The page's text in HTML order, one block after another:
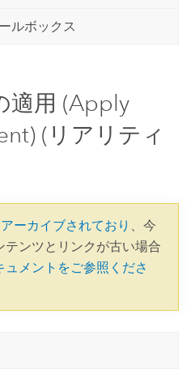
ルボックス
適用 (Apply
(リアリティ
アーカイブされており
、今
ンツとリンクが古い場合
ュメントをご参照くださ